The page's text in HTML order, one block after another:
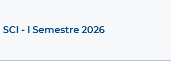
- I Semestre 2026